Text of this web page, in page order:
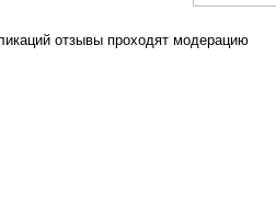
отзывы проходят модерацию